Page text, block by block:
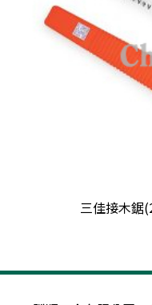
三佳接木鋸